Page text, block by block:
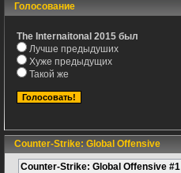
Голосование
The Internaitonal 2015 был
Лучше предыдуших
Хуже предыдущих
Такой же
Counter-Strike: Global Offensive
Counter-Strike: Global Offensive #1